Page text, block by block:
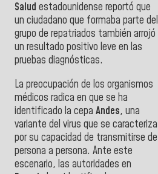
Salud estadounidense reportó que
un ciudadano que formaba parte del
grupo de repatriados también arrojó
un resultado positivo leve en las
pruebas diagnósticas.
La preocupación de los organismos
médicos radica en que se ha
identificado la cepa Andes, una
variante del virus que se caracteriza
por su capacidad de transmitirse de
persona a persona. Ante este
escenario, las autoridades en